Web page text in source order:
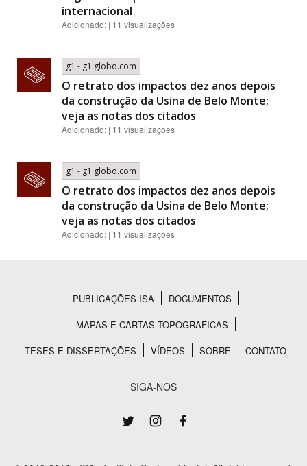
internacional
Adicionado: | 11 visualizações
g1 - g1.globo.com
O retrato dos impactos dez anos depois
da construção da Usina de Belo Monte;
veja as notas dos citados
Adicionado: | 11 visualizações
g1 - g1.globo.com
O retrato dos impactos dez anos depois
da construção da Usina de Belo Monte;
veja as notas dos citados
Adicionado: | 11 visualizações
Rodapé
PUBLICAÇÕES ISA
DOCUMENTOS
MAPAS E CARTAS TOPOGRAFICAS
TESES E DISSERTAÇÕES
VÍDEOS SOBRE CONTATO
SIGA-NOS